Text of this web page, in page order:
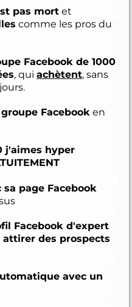
pas mort et
comme les pros du
Facebook de 1000
, qui achètent, sans
Facebook en
j'aimes hyper
sa page Facebook
Facebook d'expert
attirer des prospects
avec un